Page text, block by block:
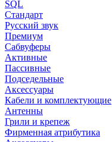
SQL
Стандарт
Русский звук
Премиум
Сабвуферы
Активные
Пассивные
Подседельные
Аксессуары
Кабели и комплектующие
Антенны
Грили и крепеж
Фирменная атрибутика